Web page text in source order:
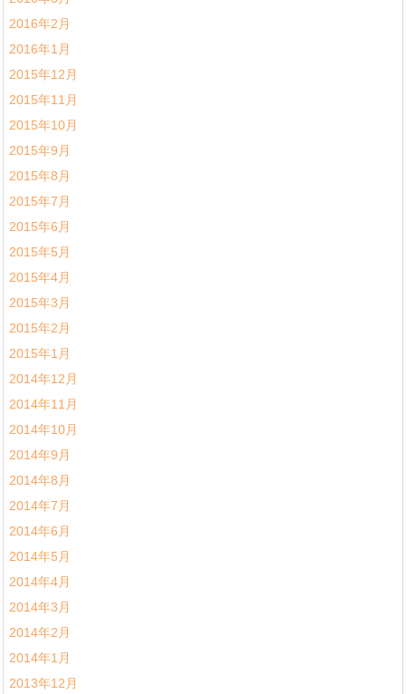
2016年2月
2016年1月
2015年12月
2015年11月
2015年10月
2015年9月
2015年8月
2015年7月
2015年6月
2015年5月
2015年4月
2015年3月
2015年2月
2015年1月
2014年12月
2014年11月
2014年10月
2014年9月
2014年8月
2014年7月
2014年6月
2014年5月
2014年4月
2014年3月
2014年2月
2014年1月
2013年12月